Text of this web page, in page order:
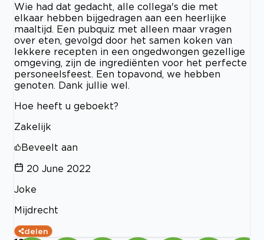
Wie had dat gedacht, alle collega's die met
elkaar hebben bijgedragen aan een heerlijke
maaltijd. Een pubquiz met alleen maar vragen
over eten, gevolgd door het samen koken van
lekkere recepten in een ongedwongen gezellige
omgeving, zijn de ingrediënten voor het perfecte
personeelsfeest. Een topavond, we hebben
genoten. Dank jullie wel.
Hoe heeft u geboekt?
Zakelijk
Beveelt aan
20 June 2022
Joke
Mijdrecht
delen